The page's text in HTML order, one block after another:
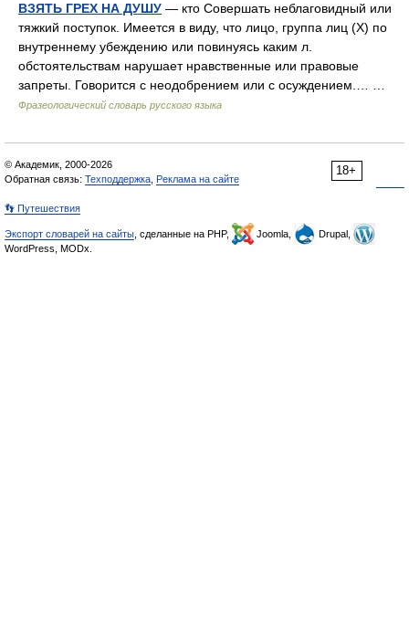
ВЗЯТЬ ГРЕХ НА ДУШУ — кто Совершать неблаговидный или
тяжкий поступок. Имеется в виду, что лицо, группа лиц (Х) по
внутреннему убеждению или повинуясь каким л.
обстоятельствам нарушает нравственные или правовые
запреты. Говорится с неодобрением или с осуждением.… …
Фразеологический словарь русского языка
18+
© Академик, 2000-2026
Обратная связь: Техподдержка Реклама на сайте
👣 Путешествия
Экспорт словарей на сайты , сделанные на PHP, Joomla,
Drupal,
WordPress, MODx.